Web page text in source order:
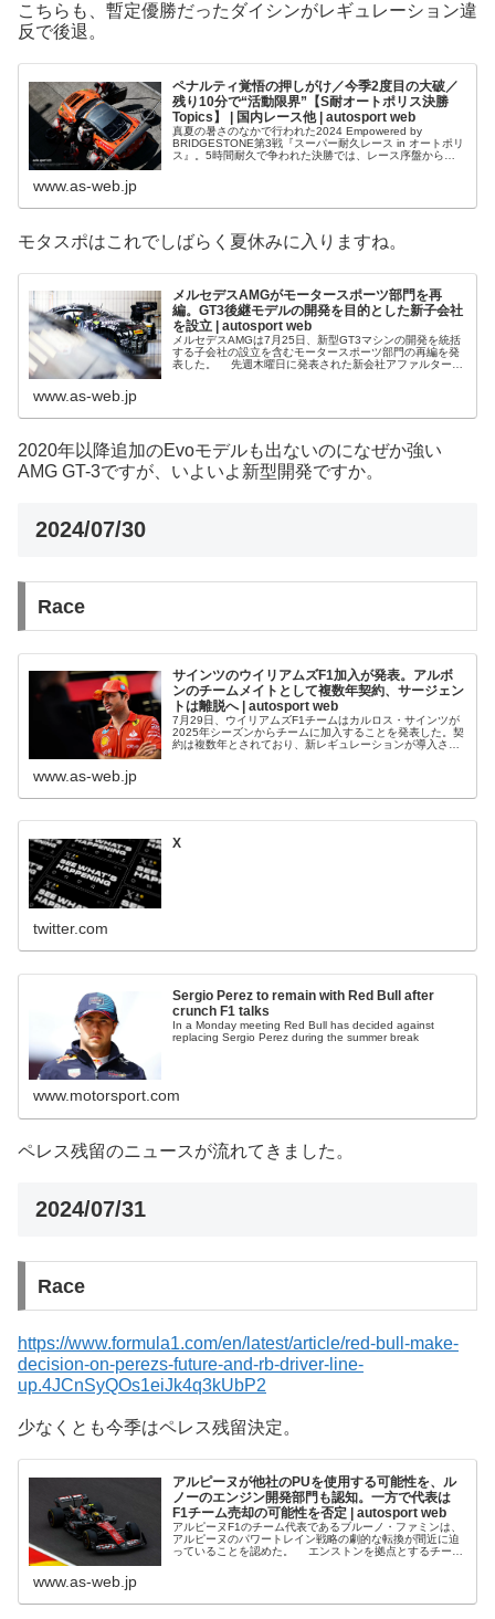
こちらも、暫定優勝だったダイシンがレギュレーション違
反で後退。
ペナルティ覚悟の押しがけ／今季2度目の大破／
残り10分で“活動限界”【S耐オートポリス決勝
Topics】 | 国内レース他 | autosport web
真夏の暑さのなかで行われた2024 Empowered by
BRIDGESTONE第3戦『スーパー耐久レース in オートポリ
ス』。5時間耐久で争われた決勝では、レース序盤からア
www.as-web.jp
モタスポはこれでしばらく夏休みに入りますね。
メルセデスAMGがモータースポーツ部門を再
編。GT3後継モデルの開発を目的とした新子会社
を設立 | autosport web
メルセデスAMGは7月25日、新型GT3マシンの開発を統括
する子会社の設立を含むモータースポーツ部門の再編を発
表した。 先週木曜日に発表された新会社アファルターバ
www.as-web.jp
2020年以降追加のEvoモデルも出ないのになぜか強い
AMG GT-3ですが、いよいよ新型開発ですか。
2024/07/30
Race
サインツのウイリアムズF1加入が発表。アルボ
ンのチームメイトとして複数年契約、サージェン
トは離脱へ | autosport web
7月29日、ウイリアムズF1チームはカルロス・サインツが
2025年シーズンからチームに加入することを発表した。契
約は複数年とされており、新レギュレーションが導入され
www.as-web.jp
X
twitter.com
Sergio Perez to remain with Red Bull after
crunch F1 talks
In a Monday meeting Red Bull has decided against
replacing Sergio Perez during the summer break
www.motorsport.com
ペレス残留のニュースが流れてきました。
2024/07/31
Race
https://www.formula1.com/en/latest/article/red-bull-make-
decision-on-perezs-future-and-rb-driver-line-
up.4JCnSyQOs1eiJk4q3kUbP2
少なくとも今季はペレス残留決定。
アルピーヌが他社のPUを使用する可能性を、ル
ノーのエンジン開発部門も認知。一方で代表は
F1チーム売却の可能性を否定 | autosport web
アルピーヌF1のチーム代表であるブルーノ・ファミンは、
アルピーヌのパワートレイン戦略の劇的な転換が間近に迫
っていることを認めた。 エンストンを拠点とするチーム
www.as-web.jp